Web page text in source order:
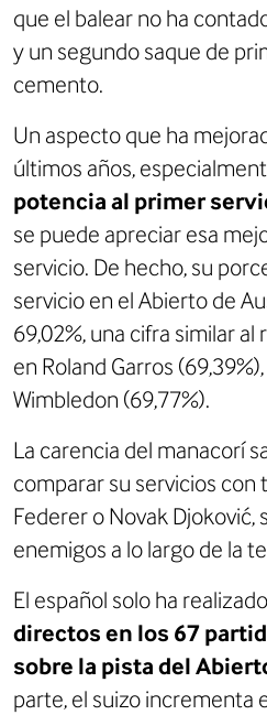
que el balear no ha
y un segundo saque de
cemento.
Un aspecto que ha
últimos años,
potencia al primer
se puede apreciar esa
servicio. De hecho, su
servicio en el Abierto de
69,02%, una cifra similar
en Roland Garros
Wimbledon (69,77%).
La carencia del manacorí
comparar su servicios con
Federer o Novak Djoković,
enemigos a lo largo de la
El español solo ha realizado
directos en los 67
sobre la pista del
parte, el suizo incrementa